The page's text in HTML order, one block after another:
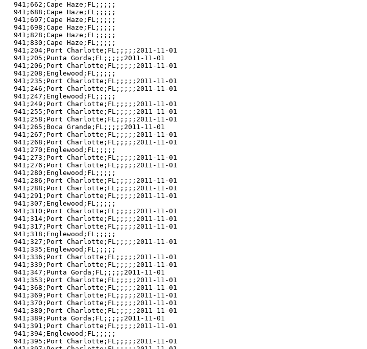
941;662;Cape Haze;FL;;;;;
941;688;Cape Haze;FL;;;;;
941;697;Cape Haze;FL;;;;;
941;698;Cape Haze;FL;;;;;
941;828;Cape Haze;FL;;;;;
941;830;Cape Haze;FL;;;;;
941;204;Port Charlotte;FL;;;;;2011-11-01
941;205;Punta Gorda;FL;;;;;2011-11-01
941;206;Port Charlotte;FL;;;;;2011-11-01
941;208;Englewood;FL;;;;;
941;235;Port Charlotte;FL;;;;;2011-11-01
941;246;Port Charlotte;FL;;;;;2011-11-01
941;247;Englewood;FL;;;;;
941;249;Port Charlotte;FL;;;;;2011-11-01
941;255;Port Charlotte;FL;;;;;2011-11-01
941;258;Port Charlotte;FL;;;;;2011-11-01
941;265;Boca Grande;FL;;;;;2011-11-01
941;267;Port Charlotte;FL;;;;;2011-11-01
941;268;Port Charlotte;FL;;;;;2011-11-01
941;270;Englewood;FL;;;;;
941;273;Port Charlotte;FL;;;;;2011-11-01
941;276;Port Charlotte;FL;;;;;2011-11-01
941;280;Englewood;FL;;;;;
941;286;Port Charlotte;FL;;;;;2011-11-01
941;288;Port Charlotte;FL;;;;;2011-11-01
941;291;Port Charlotte;FL;;;;;2011-11-01
941;307;Englewood;FL;;;;;
941;310;Port Charlotte;FL;;;;;2011-11-01
941;314;Port Charlotte;FL;;;;;2011-11-01
941;317;Port Charlotte;FL;;;;;2011-11-01
941;318;Englewood;FL;;;;;
941;327;Port Charlotte;FL;;;;;2011-11-01
941;335;Englewood;FL;;;;;
941;336;Port Charlotte;FL;;;;;2011-11-01
941;339;Port Charlotte;FL;;;;;2011-11-01
941;347;Punta Gorda;FL;;;;;2011-11-01
941;353;Port Charlotte;FL;;;;;2011-11-01
941;368;Port Charlotte;FL;;;;;2011-11-01
941;369;Port Charlotte;FL;;;;;2011-11-01
941;370;Port Charlotte;FL;;;;;2011-11-01
941;380;Port Charlotte;FL;;;;;2011-11-01
941;389;Punta Gorda;FL;;;;;2011-11-01
941;391;Port Charlotte;FL;;;;;2011-11-01
941;394;Englewood;FL;;;;;
941;395;Port Charlotte;FL;;;;;2011-11-01